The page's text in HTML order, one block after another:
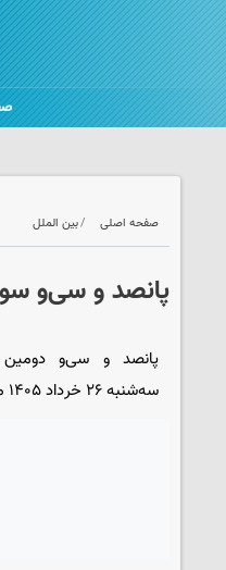
صفحه اصلی بین الملل
پانصد و سی‌و
پانصد و سی‌و دومین
سه‌شنبه ۲۶ خرداد ۱۴۰۵ منتشر شد.